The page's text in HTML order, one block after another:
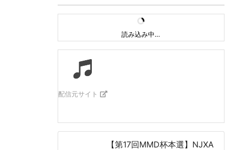
読み込み中…
配信元サイト
【第17回MMD杯本選】NJXA